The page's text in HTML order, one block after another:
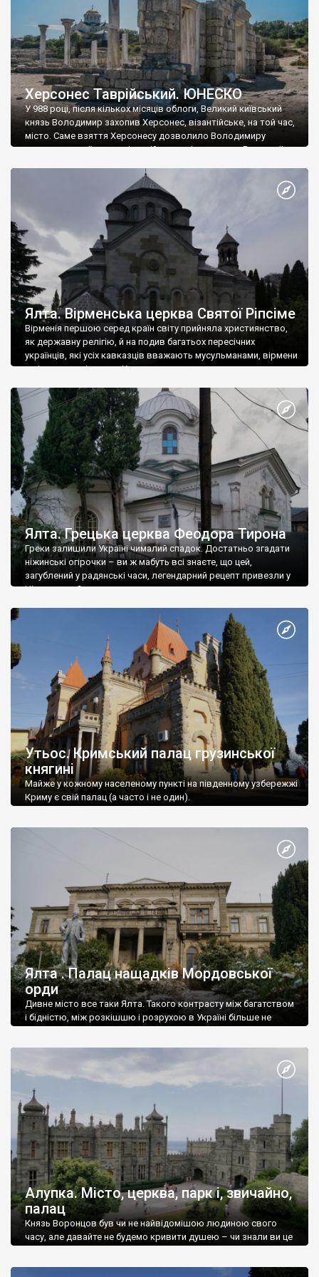
Херсонес Таврійський. ЮНЕСКО
У 988 році, після кількох місяців облоги, Великий київський
князь Володимир захопив Херсонес, візантійське, на той час,
місто. Саме взяття Херсонесу дозволило Володимиру
диктувати свої умови візантійському імператору Василю ІІ, та
Херсонесі Володимир-язичник, став Василем-християнином.
А потім було Хрещення Русі. На честь Херсонесу Таврійського
Ялта. Вірменська церква Святої Ріпсіме
Вірменія першою серед країн світу прийняла християнство,
як державну релігію, й на подив багатьох пересічних
українців, які усіх кавказців вважають мусульманами, вірмени
є відданими вірянами Христа
Ялта. Грецька церква Феодора Тирона
Греки залишили Україні чималий спадок. Достатньо згадати
ніжинські огірочки – ви ж мабуть всі знаєте, що цей,
загублений у радянські часи, легендарний рецепт привезли у
Ніжин греки?
Утьос. Кримський палац грузинської
княгині
Майже у кожному населеному пункті на південному узбережжі
Криму є свій палац (а часто і не один).
Ялта . Палац нащадків Мордовської
орди
Дивне місто все таки Ялта. Такого контрасту між багатством
і бідністю, між розкішшю і розрухою в Україні більше не
Алупка. Місто, церква, парк і, звичайно,
палац
Князь Воронцов був чи не найвідомішою людиною свого
часу, але давайте не будемо кривити душею – чи знали ви це